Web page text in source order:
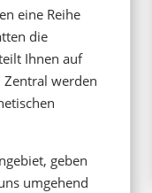
eine Reihe
die
Ihnen auf
werden
geben
umgehend